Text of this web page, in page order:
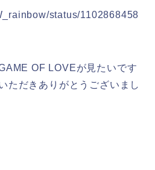
status/1102868458
OF LOVEが見たいです
ただきありがとうございまし